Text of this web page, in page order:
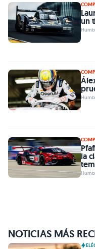
un
la
NOTICIAS MÁS